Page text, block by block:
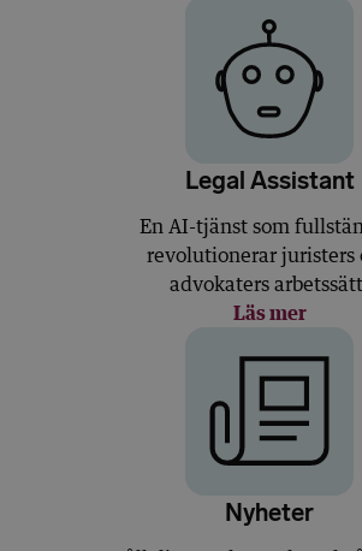
Legal Assistant
En AI-tjänst som
revolutionerar juristers
advokaters
Läs mer
Nyheter